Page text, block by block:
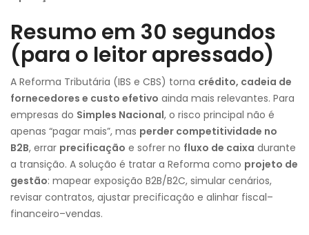
Resumo em 30 segundos
(para o leitor apressado)
A Reforma Tributária (IBS e CBS) torna crédito, cadeia de
fornecedores e custo efetivo ainda mais relevantes. Para
empresas do Simples Nacional, o risco principal não é
apenas “pagar mais”, mas perder competitividade no
B2B, errar precificação e sofrer no fluxo de caixa durante
a transição. A solução é tratar a Reforma como projeto de
gestão: mapear exposição B2B/B2C, simular cenários,
revisar contratos, ajustar precificação e alinhar fiscal–
financeiro–vendas.